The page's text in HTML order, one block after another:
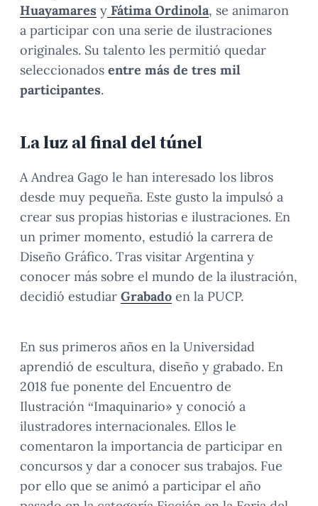
Huayamares y Fátima Ordinola, se animaron
a participar con una serie de ilustraciones
originales. Su talento les permitió quedar
seleccionados entre más de tres mil
participantes.
La luz al final del túnel
A Andrea Gago le han interesado los libros
desde muy pequeña. Este gusto la impulsó a
crear sus propias historias e ilustraciones. En
un primer momento, estudió la carrera de
Diseño Gráfico. Tras visitar Argentina y
conocer más sobre el mundo de la ilustración,
decidió estudiar Grabado en la PUCP.
En sus primeros años en la Universidad
aprendió de escultura, diseño y grabado. En
2018 fue ponente del Encuentro de
Ilustración “Imaquinario» y conoció a
ilustradores internacionales. Ellos le
comentaron la importancia de participar en
concursos y dar a conocer sus trabajos. Fue
por ello que se animó a participar el año